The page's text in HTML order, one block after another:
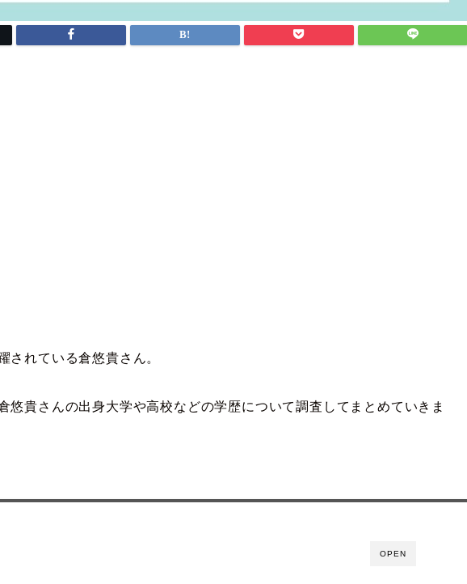
されている倉悠貴さん。
悠貴さんの出身大学や高校などの学歴について調査してまとめていきま
OPEN